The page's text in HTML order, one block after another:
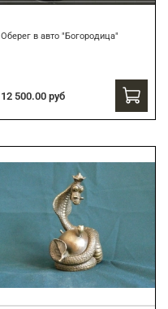
Оберег в авто "Богородица"
12 500.00 руб